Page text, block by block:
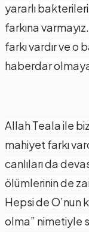
yararlı
farkına
farkı vardır ve o
haberdar
Allah Teala ile
mahiyet farkı
canlıları da
ölümlerinin de
Hepsi de O’nun
olma” nimetiyle